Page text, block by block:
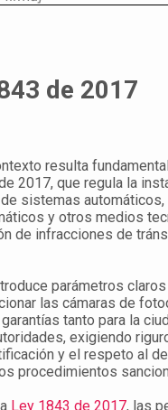
de 2017
resulta
2017, que regula la
sistemas automáticos,
y otros medios
de infracciones de
parámetros
las cámaras de
tanto para la
exigiendo
y el respeto al
procedimientos
Ley 1843 de 2017, las